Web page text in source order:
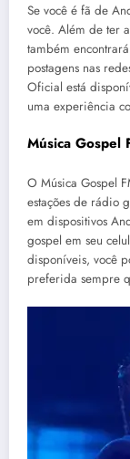
Se você é fã de
você. Além de ter
também
postagens nas
Oficial está
uma experiência
Música Gospel
O Música Gospel
estações de rádio
em dispositivos
gospel em seu
disponíveis, você
preferida sempre